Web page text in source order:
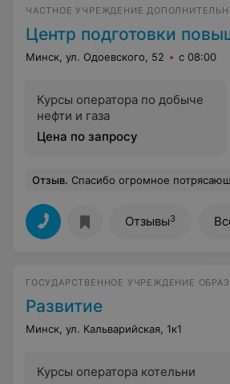
ЧАСТНОЕ УЧРЕЖДЕНИЕ
Центр подготовки
Минск, ул. Одоевского, 52 с 08:00
Курсы оператора по добыче
нефти и газа
Цена по запросу
Отзыв. Спасибо огромное потрясающему инструктору Татьяне! Очень доходчиво,
Отзывы3
ГОСУДАРСТВЕННОЕ УЧРЕЖДЕНИЕ
Развитие
Минск, ул. Кальварийская, 1к1
Курсы оператора котельни